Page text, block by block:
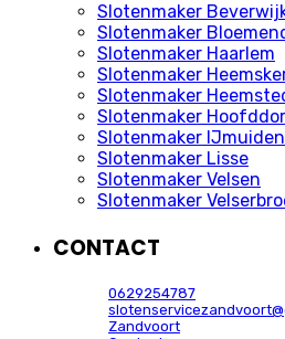
Slotenmaker
Slotenmaker
Slotenmaker Haarlem
Slotenmaker
Slotenmaker
Slotenmaker
Slotenmaker IJmuiden
Slotenmaker Lisse
Slotenmaker Velsen
Slotenmaker
CONTACT
0629254787
Zandvoort